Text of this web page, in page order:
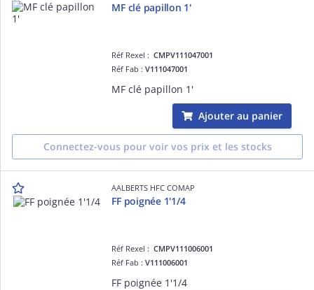
MF clé papillon 1'
Réf Rexel :CMPV111047001
Réf Fab :V111047001
MF clé papillon 1'
Ajouter au panier
Connectez-vous pour voir vos prix et les stocks
AALBERTS HFC COMAP
FF poignée 1'1/4
Réf Rexel :CMPV111006001
Réf Fab :V111006001
FF poignée 1'1/4